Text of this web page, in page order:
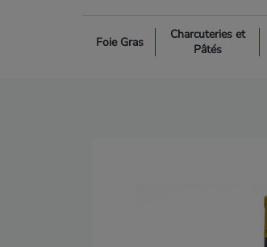
Foie Gras
Charcuteries et
Pâtés